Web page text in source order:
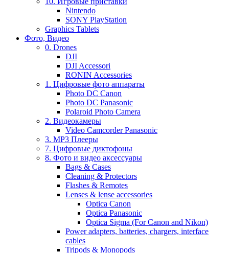
Nintendo
SONY PlayStation
Graphics Tablets
Фото, Видео
0. Drones
DJI
DJI Accessori
RONIN Accessories
1. Цифровые фото аппараты
Photo DC Canon
Photo DC Panasonic
Polaroid Photo Camera
2. Видеокамеры
Video Camcorder Panasonic
3. MP3 Плееры
7. Цифровые диктофоны
8. Фото и видео аксессуары
Bags & Cases
Cleaning & Protectors
Flashes & Remotes
Lenses & lense accessories
Optica Canon
Optica Panasonic
Optica Sigma (For Canon and Nikon)
Power adapters, batteries, chargers, interface
cables
Tripods & Monopods